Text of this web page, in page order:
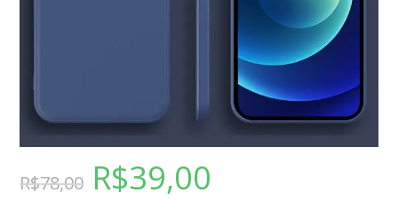
R$78,00 R$39,00